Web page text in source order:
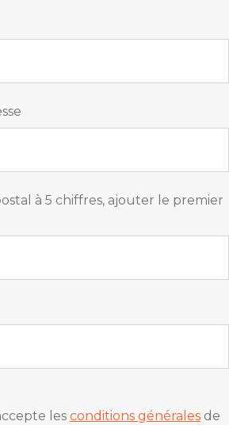
à 5 chiffres, ajouter le premier
les conditions générales de